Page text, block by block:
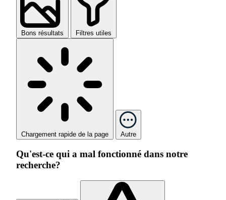
Bons résultats Filtres utiles
Chargement rapide de la page Autre
Qu'est-ce qui a mal fonctionné dans notre
recherche?